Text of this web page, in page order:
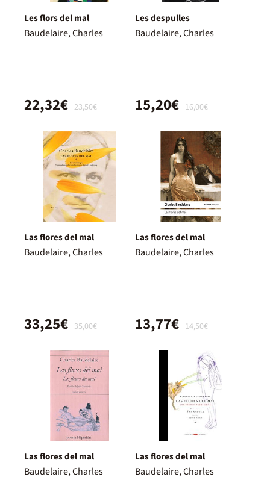
Les flors del mal
Baudelaire, Charles
23,50€
22,32€
Les despulles
Baudelaire, Charles
16,00€
15,20€
Las flores del mal
Baudelaire, Charles
35,00€
33,25€
Las flores del mal
Baudelaire, Charles
14,50€
13,77€
Las flores del mal
Baudelaire, Charles
Las flores del mal
Baudelaire, Charles